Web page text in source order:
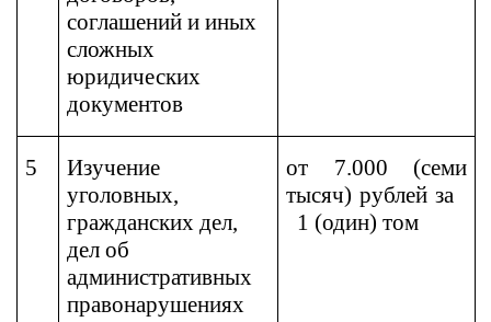
соглашений и иных
сложных
юридических
документов
5
Изучение
уголовных,
гражданских дел,
дел об
административных
правонарушениях
от 7.000 (семи
тысяч) рублей за
1 (один) том